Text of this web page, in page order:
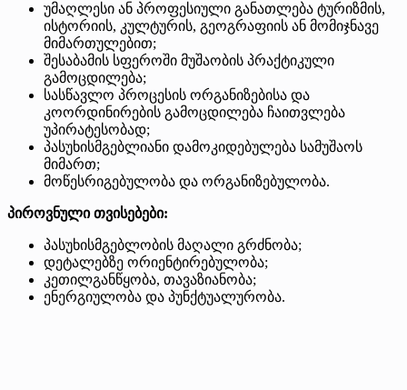
უმაღლესი ან პროფესიული განათლება ტურიზმის,
ისტორიის, კულტურის, გეოგრაფიის ან მომიჯნავე
მიმართულებით;
შესაბამის სფეროში მუშაობის პრაქტიკული
გამოცდილება;
სასწავლო პროცესის ორგანიზებისა და
კოორდინირების გამოცდილება ჩაითვლება
უპირატესობად;
პასუხისმგებლიანი დამოკიდებულება სამუშაოს
მიმართ;
მოწესრიგებულობა და ორგანიზებულობა.
პიროვნული თვისებები:
პასუხისმგებლობის მაღალი გრძნობა;
დეტალებზე ორიენტირებულობა;
კეთილგანწყობა, თავაზიანობა;
ენერგიულობა და პუნქტუალურობა.